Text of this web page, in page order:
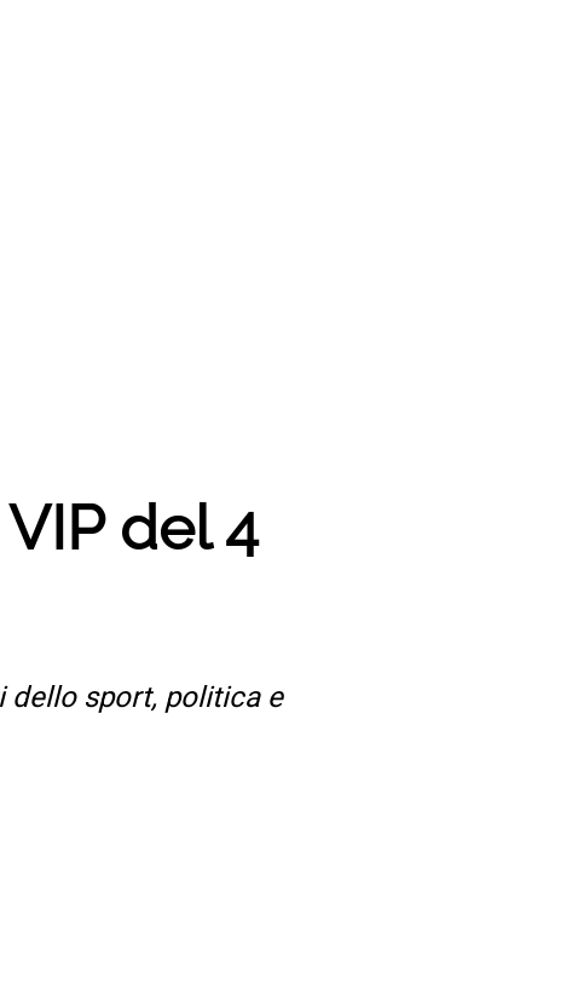
del 4
dello sport, politica e